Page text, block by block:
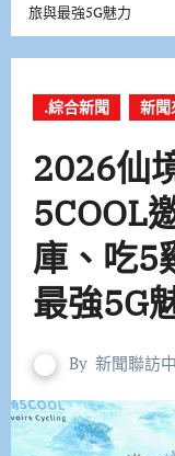
旅與最強5G魅力
.綜合新聞 新聞
2026仙
5COOL
庫、吃5
最強5G
By 新聞聯訪